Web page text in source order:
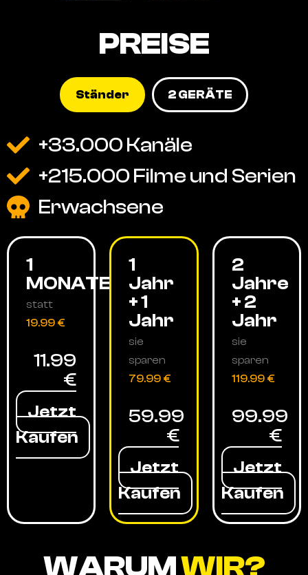
PREISE
Ständer 2 GERÄTE
+33.000 Kanäle
+215.000 Filme und Serien
Erwachsene
1
MONATE
statt
19.99 €
11.99
€
Jetzt
Kaufen
1
Jahr
+ 1
Jahr
sie
sparen
79.99 €
59.99
€
Jetzt
Kaufen
2
Jahre
+ 2
Jahr
sie
sparen
119.99 €
99.99
€
Jetzt
Kaufen
WARUMWIR?